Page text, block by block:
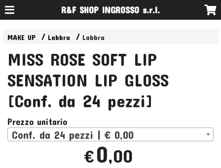
R&F SHOP INGROSSO s.r.l.
MAKE UP Labbra Labbra
MISS ROSE SOFT LIP
SENSATION LIP GLOSS
[Conf. da 24 pezzi]
Prezzo unitario
Conf. da 24 pezzi | € 0,00
€0,00